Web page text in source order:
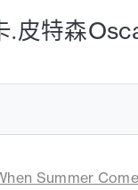
.皮特森
Summer